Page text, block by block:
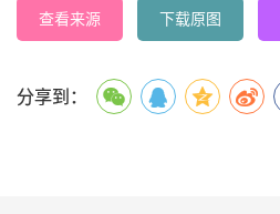
查看来源 下载原图
分享到：